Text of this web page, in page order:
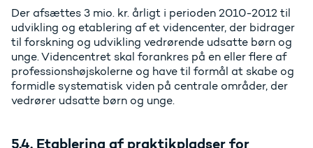
Der afsættes 3 mio. kr. årligt i perioden 2010-2012 til
udvikling og etablering af et videncenter, der bidrager
til forskning og udvikling vedrørende udsatte børn og
unge. Videncentret skal forankres på en eller flere af
professionshøjskolerne og have til formål at skabe og
formidle systematisk viden på centrale områder, der
vedrører udsatte børn og unge.
5.4. Etablering af praktikpladser for